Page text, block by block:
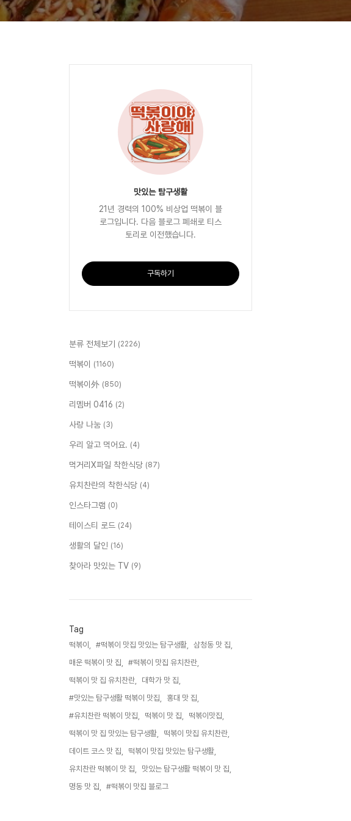
맛있는 탐구생활
21년 경력의 100% 비상업 떡볶이 블
로그입니다. 다음 블로그 폐쇄로 티스
토리로 이전했습니다.
구독하기
분류 전체보기 (2226)
떡볶이 (1160)
떡볶이外 (850)
리멤버 0416 (2)
사랑 나눔 (3)
우리 알고 먹어요. (4)
먹거리X파일 착한식당 (87)
유치찬란의 착한식당 (4)
인스타그램 (0)
테이스티 로드 (24)
생활의 달인 (16)
찾아라 맛있는 TV (9)
Tag
떡볶이, #떡볶이 맛집 맛있는 탐구생활,
삼청동 맛 집,
매운 떡볶이 맛 집,
#떡볶이 맛집 유치찬란,
떡볶이 맛 집 유치찬란,
대학가 맛 집,
#맛있는 탐구생활 떡볶이 맛집,
홍대 맛 집,
#유치찬란 떡볶이 맛집,
떡볶이 맛 집,
떡볶이맛집,
떡볶이 맛 집 맛있는 탐구생활,
떡볶이 맛집 유치찬란,
데이트 코스 맛 집,
떡볶이 맛집 맛있는 탐구생활,
유치찬란 떡볶이 맛 집,
맛있는 탐구생활 떡볶이 맛 집,
명동 맛 집,
#떡볶이 맛집 블로그,